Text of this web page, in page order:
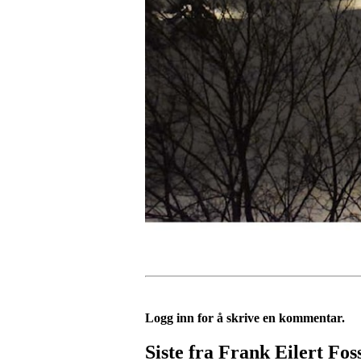
Logg inn for å skrive en kommentar.
Siste fra Frank Eilert